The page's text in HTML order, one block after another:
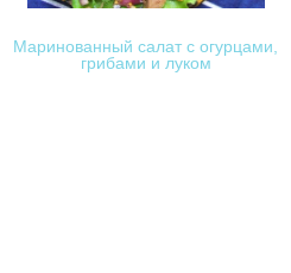
Маринованный салат с огурцами,
грибами и луком